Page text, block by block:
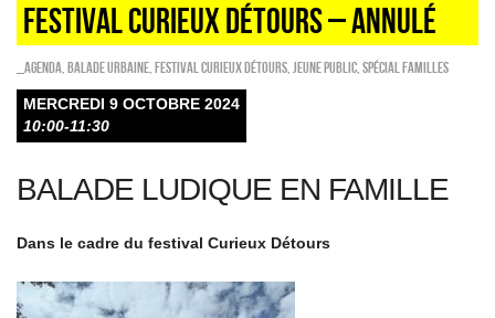
FESTIVAL CURIEUX DÉTOURS – ANNULÉ
_Agenda Balade urbaine Festival Curieux Détours Jeune public Spécial familles
MERCREDI 9 OCTOBRE 2024
10:00-11:30
BALADE LUDIQUE EN FAMILLE
Dans le cadre du festival Curieux Détours